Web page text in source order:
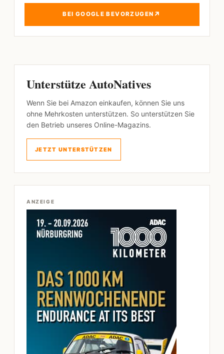
BEI GOOGLE BEVORZUGEN ↗
Unterstütze AutoNatives
Wenn Sie bei Amazon einkaufen, können Sie uns
ohne Mehrkosten unterstützen. So unterstützen Sie
den Betrieb unseres Online-Magazins.
JETZT UNTERSTÜTZEN
ANZEIGE